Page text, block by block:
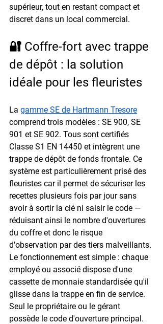
supérieur, tout en restant compact et
discret dans un local commercial.
🔐 Coffre-fort avec trappe
de dépôt : la solution
idéale pour les fleuristes
La gamme SE de Hartmann Tresore
comprend trois modèles : SE 900, SE
901 et SE 902. Tous sont certifiés
Classe S1 EN 14450 et intègrent une
trappe de dépôt de fonds frontale. Ce
système est particulièrement prisé des
fleuristes car il permet de sécuriser les
recettes plusieurs fois par jour sans
avoir à sortir la clé ni saisir le code —
réduisant ainsi le nombre d'ouvertures
du coffre et donc le risque
d'observation par des tiers malveillants.
Le fonctionnement est simple : chaque
employé ou associé dispose d'une
cassette de monnaie standardisée qu'il
glisse dans la trappe en fin de service.
Seul le propriétaire ou le gérant
possède le code d'ouverture principal.